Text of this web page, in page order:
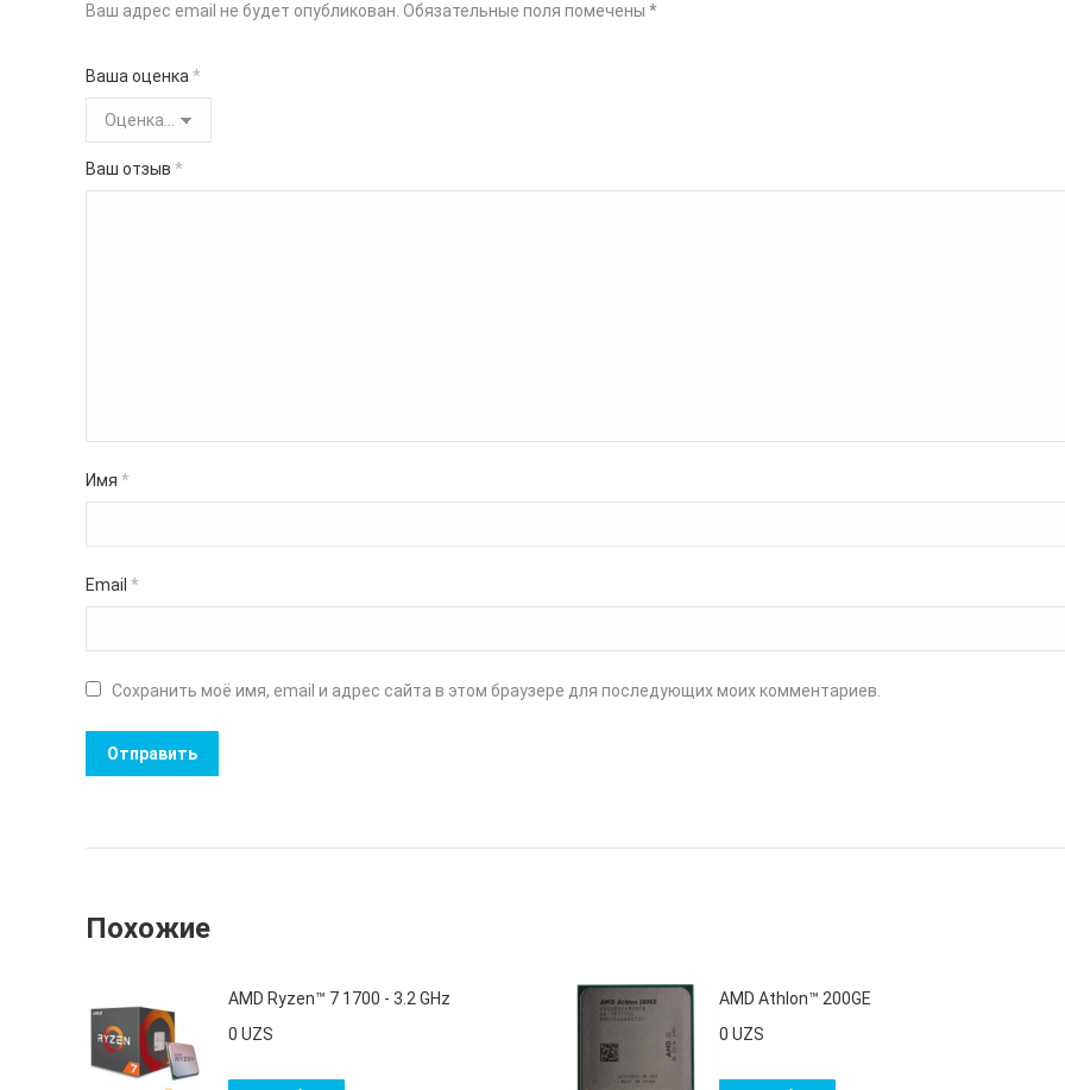
Ваш адрес email не будет опубликован. Обязательные поля помечены *
Ваша оценка *
Ваш отзыв *
Имя *
Email *
Сохранить моё имя, email и адрес сайта в этом браузере для последующих моих комментариев.
Похожие
AMD Ryzen™ 7 1700 - 3.2 GHz
0 UZS
AMD Athlon™ 200GE
0 UZS